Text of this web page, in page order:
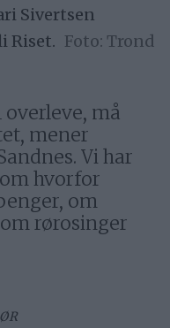
Sivertsen
Riset.
Trond
må
mener
Vi har
hvorfor
om
rørosinger